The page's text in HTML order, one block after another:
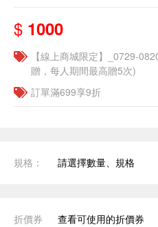
$ 1000
【線上商城限定】_0729-
贈，每人期間最高贈5次)
訂單滿699享9折
規格： 請選擇數量、規格
折價券 查看可使用的折價券